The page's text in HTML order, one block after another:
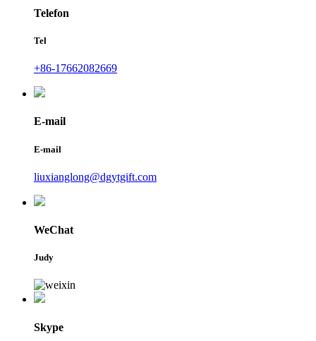
Telefon
Tel
+86-17662082669
E-mail
E-mail
liuxianglong@dgytgift.com
WeChat
Judy
Skype